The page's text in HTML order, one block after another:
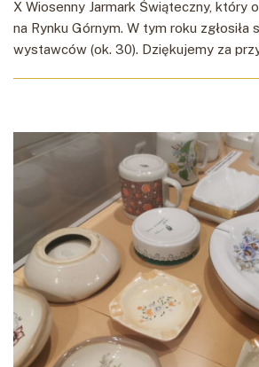
X Wiosenny Jarmark Świąteczny, który
na Rynku Górnym. W tym roku
wystawców (ok. 30). Dziękujemy za